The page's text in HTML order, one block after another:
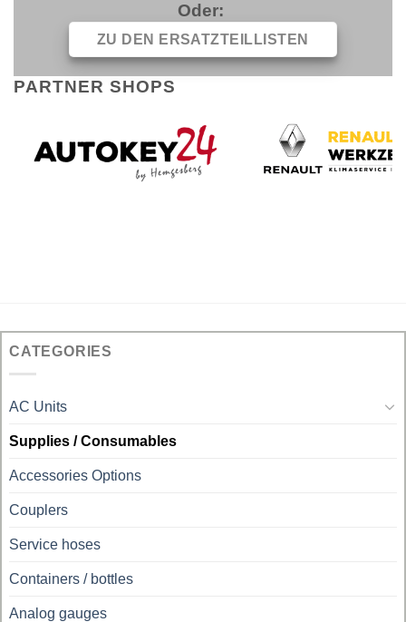
Oder:
ZU DEN ERSATZTEILLISTEN
PARTNER SHOPS
CATEGORIES
AC Units
Supplies / Consumables
Accessories Options
Couplers
Service hoses
Containers / bottles
Analog gauges